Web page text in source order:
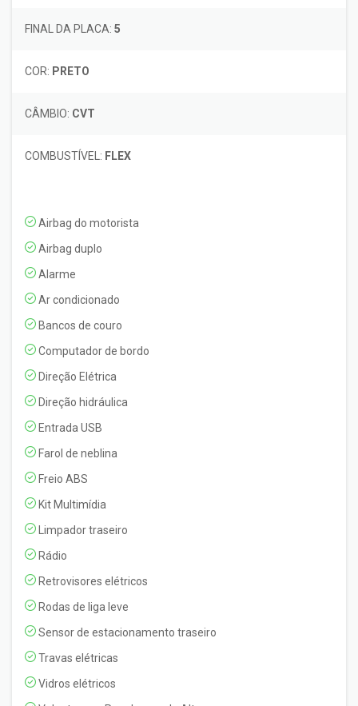
FINAL DA PLACA: 5
COR: PRETO
CÂMBIO: CVT
COMBUSTÍVEL: FLEX
Airbag do motorista
Airbag duplo
Alarme
Ar condicionado
Bancos de couro
Computador de bordo
Direção Elétrica
Direção hidráulica
Entrada USB
Farol de neblina
Freio ABS
Kit Multimídia
Limpador traseiro
Rádio
Retrovisores elétricos
Rodas de liga leve
Sensor de estacionamento traseiro
Travas elétricas
Vidros elétricos